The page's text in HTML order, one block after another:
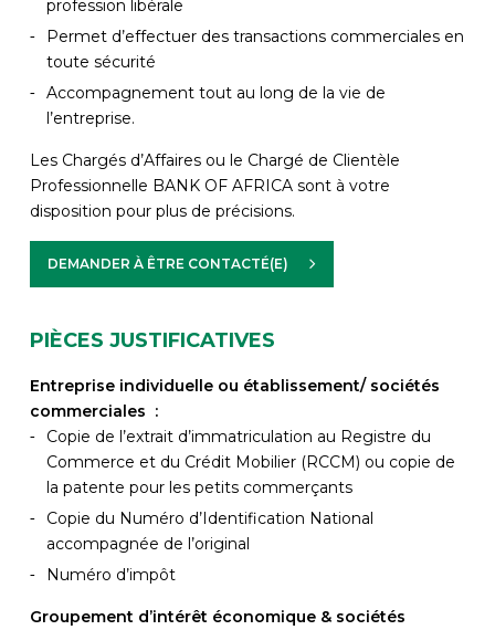
profession libérale
Permet d’effectuer des transactions commerciales en
toute sécurité
Accompagnement tout au long de la vie de
l’entreprise.
Les Chargés d’Affaires ou le Chargé de Clientèle
Professionnelle BANK OF AFRICA sont à votre
disposition pour plus de précisions.
DEMANDER À ÊTRE CONTACTÉ(E)
PIÈCES JUSTIFICATIVES
Entreprise individuelle ou établissement/ sociétés
commerciales :
Copie de l’extrait d’immatriculation au Registre du
Commerce et du Crédit Mobilier (RCCM) ou copie de
la patente pour les petits commerçants
Copie du Numéro d’Identification National
accompagnée de l’original
Numéro d’impôt
Groupement d’intérêt économique & sociétés